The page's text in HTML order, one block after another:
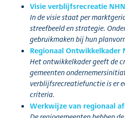
Visie verblijfsrecreatie
In de visie staat per
streefbeeld en strategie.
gebruikmaken bij hun
Regionaal Ontwikkelkader
Het ontwikkelkader geeft de
gemeenten
verblijfsrecreatiefunctie is er
criteria.
Werkwijze van regionaal